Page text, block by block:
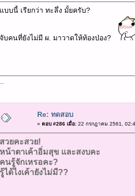
แบบนี้ เรียกว่า ทะลึ่ง มั้ยครับ?
จับคนที่ยังไม่มี ผ. มาวาดให้ท้องป่อง?
Re: ทดสอบ
« ตอบ #286 เมื่อ:22 กรกฎาคม 2561,
สวยคะสวย!
หน้าตาเค้าอิ่มสุข และสงบคะ
คนรู้จักเหรอคะ?
รู้ได้ไงเค้ายังไม่มี??